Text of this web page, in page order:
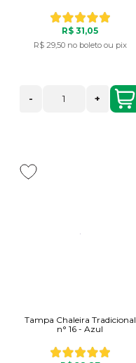
R$ 31,05
R$ 29,50 no boleto ou pix
- +
Tampa Chaleira Tradicional
n° 16 - Azul